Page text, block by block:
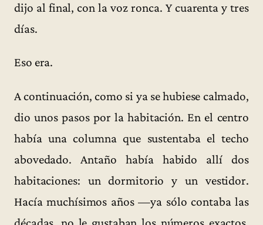
dijo al final, con la voz ronca. Y cuarenta y tres
días.
Eso era.
A continuación, como si ya se hubiese calmado,
dio unos pasos por la habitación. En el centro
había una columna que sustentaba el techo
abovedado. Antaño había habido allí dos
habitaciones: un dormitorio y un vestidor.
Hacía muchísimos años —ya sólo contaba las